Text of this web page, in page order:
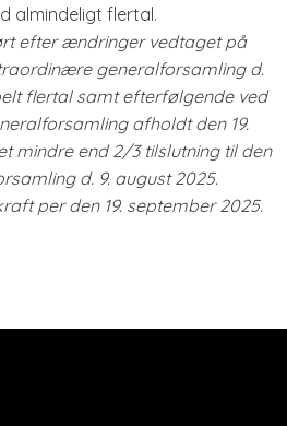
almindeligt flertal.
efter ændringer vedtaget på
generalforsamling d.
flertal samt efterfølgende ved
afholdt den 19.
mindre end 2/3 tilslutning til den
d. 9. august 2025.
per den 19. september 2025.